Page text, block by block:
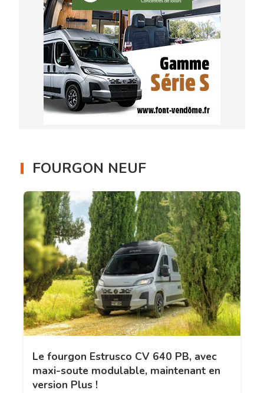
FOURGON NEUF
Le fourgon Estrusco CV 640 PB, avec
maxi-soute modulable, maintenant en
version Plus !